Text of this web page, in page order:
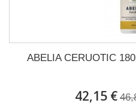
ABELIA CERUOTIC
42,15 €